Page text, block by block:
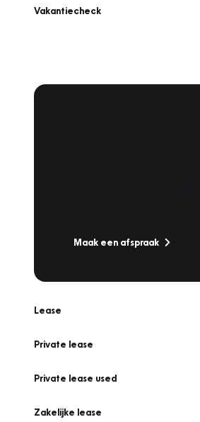
Vakantiecheck
Maak een afspraak
Lease
Private lease
Private lease used
Zakelijke lease